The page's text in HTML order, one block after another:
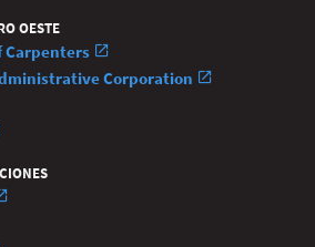
OESTE
Carpenters
Corporation